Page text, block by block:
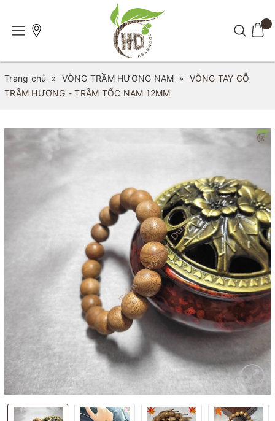
Trang chủ » VÒNG TRẦM HƯƠNG NAM » VÒNG TAY GỖ
TRẦM HƯƠNG - TRẦM TỐC NAM 12MM